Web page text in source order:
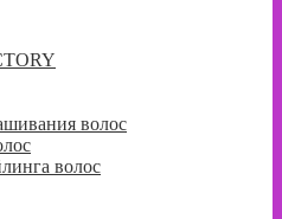
волос
волос